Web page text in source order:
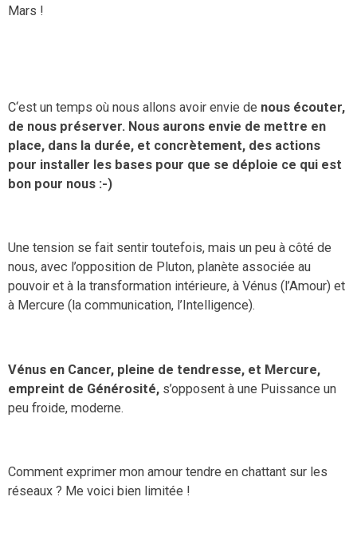
Mars !
C‘est un temps où nous allons avoir envie de nous écouter,
de nous préserver. Nous aurons envie de mettre en
place, dans la durée, et concrètement, des actions
pour installer les bases pour que se déploie ce qui est
bon pour nous :-)
Une tension se fait sentir toutefois, mais un peu à côté de
nous, avec l’opposition de Pluton, planète associée au
pouvoir et à la transformation intérieure, à Vénus (l’Amour) et
à Mercure (la communication, l’Intelligence).
Vénus en Cancer, pleine de tendresse, et Mercure,
empreint de Générosité, s’opposent à une Puissance un
peu froide, moderne.
Comment exprimer mon amour tendre en chattant sur les
réseaux ? Me voici bien limitée !